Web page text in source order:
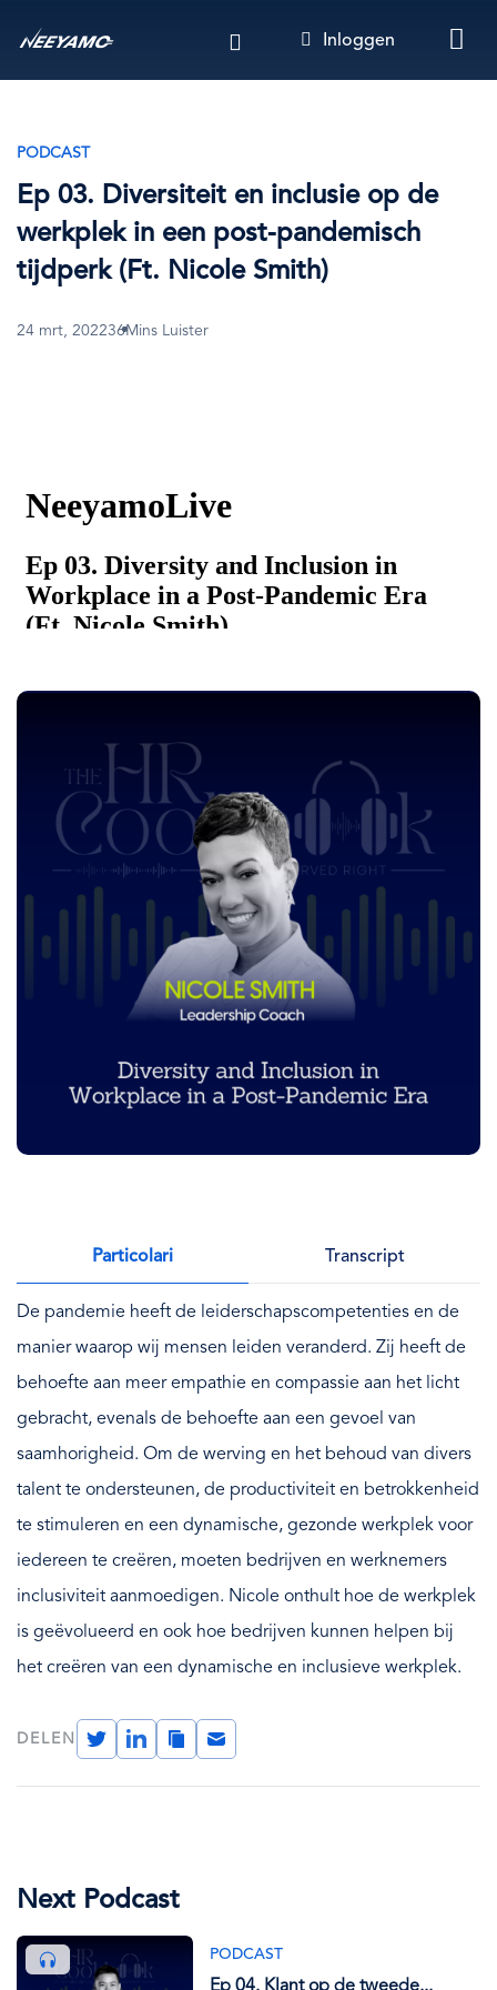
Inloggen
PODCAST
Ep 03. Diversiteit en inclusie op de
werkplek in een post-pandemisch
tijdperk (Ft. Nicole Smith)
24 mrt, 202236Mins Luister
Afbeelding
Particolari Transcript
De pandemie heeft de leiderschapscompetenties en de
manier waarop wij mensen leiden veranderd. Zij heeft de
behoefte aan meer empathie en compassie aan het licht
gebracht, evenals de behoefte aan een gevoel van
saamhorigheid. Om de werving en het behoud van divers
talent te ondersteunen, de productiviteit en betrokkenheid
te stimuleren en een dynamische, gezonde werkplek voor
iedereen te creëren, moeten bedrijven en werknemers
inclusiviteit aanmoedigen. Nicole onthult hoe de werkplek
is geëvolueerd en ook hoe bedrijven kunnen helpen bij
het creëren van een dynamische en inclusieve werkplek.
DELEN
TwitterLinkedInCopy
Link
Email
Next Podcast
PODCAST
Ep 04. Klant op de tweede...